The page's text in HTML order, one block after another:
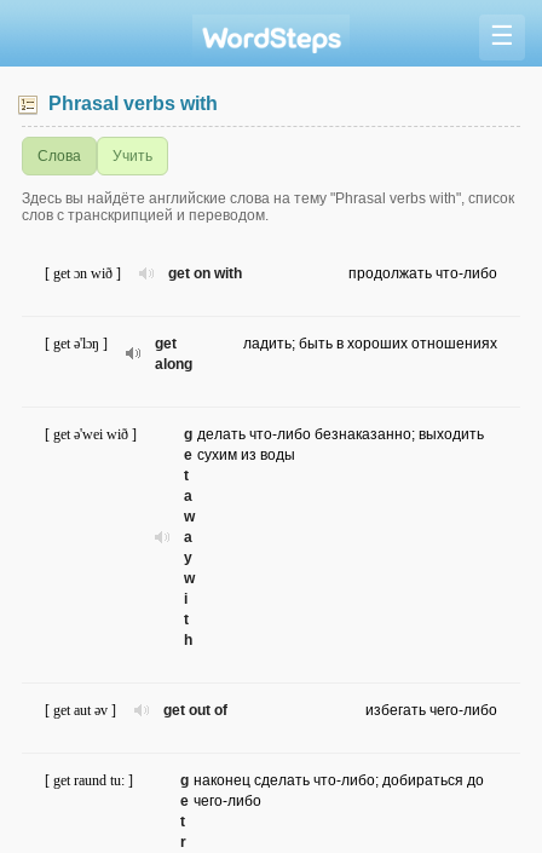
☰
Phrasal verbs with
Слова Учить
Здесь вы найдёте английские слова на тему "Phrasal verbs with", список
слов с транскрипцией и переводом.
get on with
[ get ɔn wið ] продолжать что-либо
get
along
[ get ə'lɔŋ ] ладить; быть в хороших отношениях
g
e
t
a
w
a
y
w
i
t
h
[ get ə'wei wið ]
делать что-либо безнаказанно; выходить
сухим из воды
get out of
[ get aut əv ] избегать чего-либо
g
e
t
r
[ get raund tu: ]
наконец сделать что-либо; добираться до
чего-либо